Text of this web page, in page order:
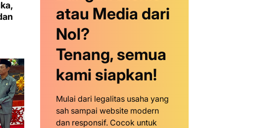
atau Media dari
Nol?
Tenang, semua
kami siapkan!
Mulai dari legalitas usaha yang
sah sampai website modern
dan responsif. Cocok untuk